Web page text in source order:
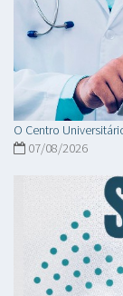
O Centro
07/08/2026